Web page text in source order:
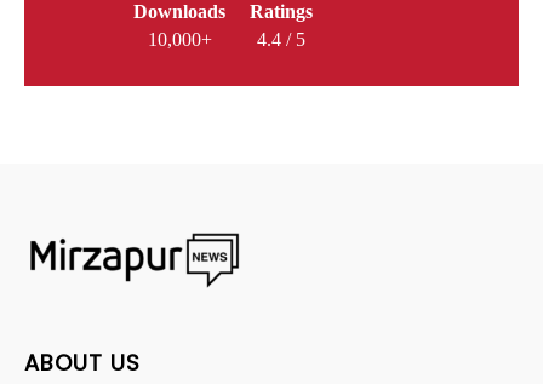
Downloads
10,000+
Ratings
4.4 / 5
ABOUT US